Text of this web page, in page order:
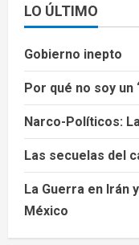
LO ÚLTIMO
Gobierno inepto
Por qué no soy un
Narco-Políticos:
Las secuelas del
La Guerra en Irán
México